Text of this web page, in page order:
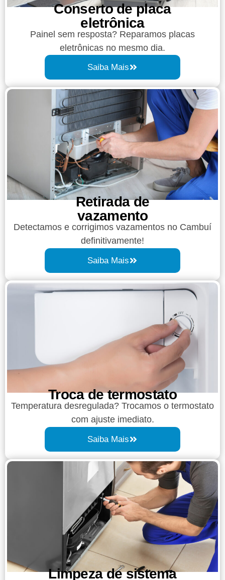
Conserto de placa
eletrônica
Painel sem resposta? Reparamos placas
eletrônicas no mesmo dia.
Saiba Mais
Retirada de
vazamento​​
Detectamos e corrigimos vazamentos no Cambuí
definitivamente!
Saiba Mais
Troca de termostato
Temperatura desregulada? Trocamos o termostato
com ajuste imediato.
Saiba Mais
Limpeza de sistema